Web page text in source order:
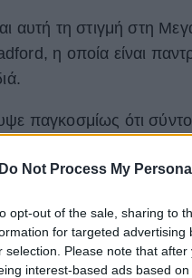
Do Not Process My
opt-out of the sale, sharing to
for targeted
selection. Please note that
interest-based ads based
αυτή τη στιγμή στη
η οποία είναι
παγκοσμίως ότι
15 εβδομάδων.